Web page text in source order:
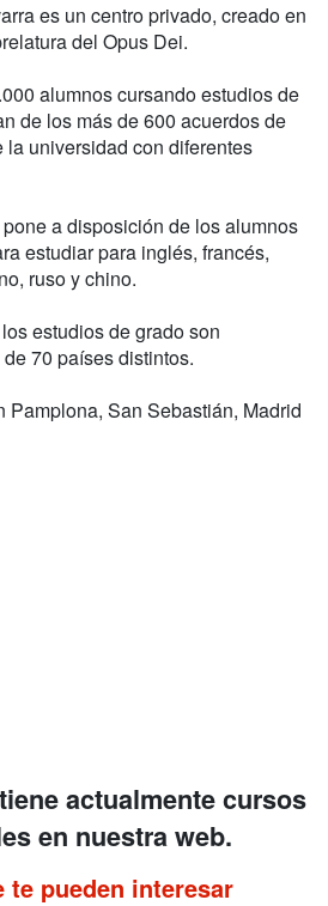
es un centro privado, creado en
del Opus Dei.
alumnos cursando estudios de
de los más de 600 acuerdos de
universidad con diferentes
a disposición de los alumnos
estudiar para inglés, francés,
ruso y chino.
estudios de grado son
70 países distintos.
Pamplona, San Sebastián, Madrid
actualmente cursos
en nuestra web.
pueden interesar